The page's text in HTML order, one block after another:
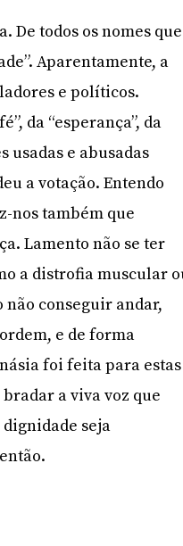
De todos os nomes que
Aparentamente, a
e políticos.
da “esperança”, da
usadas e abusadas
a votação. Entendo
nos também que
Lamento não se ter
a distrofia muscular
conseguir andar,
e de forma
foi feita para estas
bradar a viva voz que
dignidade seja